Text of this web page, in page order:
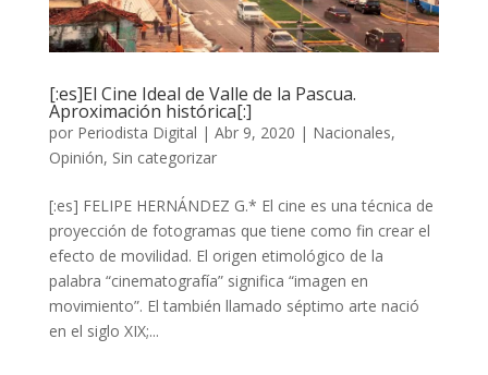
[:es]El Cine Ideal de Valle de la Pascua.
Aproximación histórica[:]
por Periodista Digital | Abr 9, 2020 | Nacionales,
Opinión, Sin categorizar
[:es] FELIPE HERNÁNDEZ G.* El cine es una técnica de
proyección de fotogramas que tiene como fin crear el
efecto de movilidad. El origen etimológico de la
palabra “cinematografía” significa “imagen en
movimiento”. El también llamado séptimo arte nació
en el siglo XIX;...